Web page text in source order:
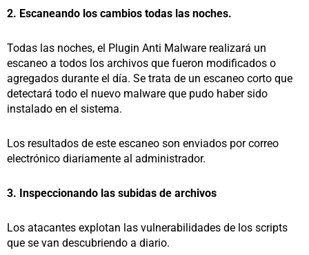
2. Escaneando los cambios todas las noches.
Todas las noches, el Plugin Anti Malware realizará un
escaneo a todos los archivos que fueron modificados o
agregados durante el día. Se trata de un escaneo corto que
detectará todo el nuevo malware que pudo haber sido
instalado en el sistema.
Los resultados de este escaneo son enviados por correo
electrónico diariamente al administrador.
3. Inspeccionando las subidas de archivos
Los atacantes explotan las vulnerabilidades de los scripts
que se van descubriendo a diario.